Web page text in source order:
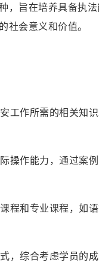
，旨在培养具备执
社会意义和价值。
工作所需的相关知
操作能力，通过案
程和专业课程，如
，综合考虑学员的